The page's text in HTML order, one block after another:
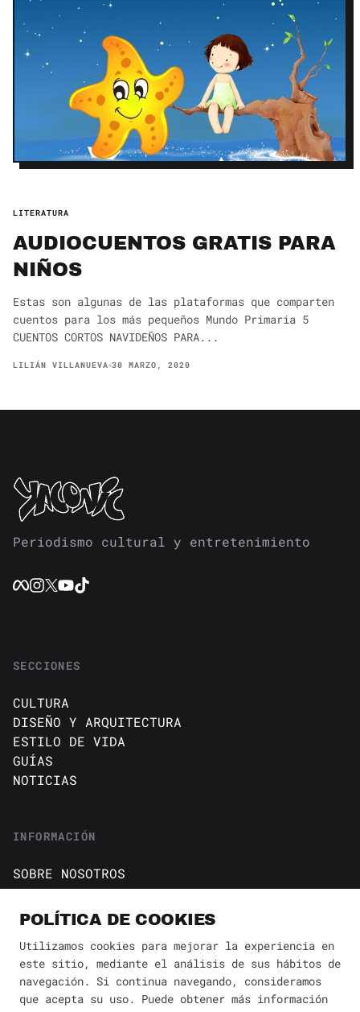
LITERATURA
AUDIOCUENTOS GRATIS PARA
NIÑOS
Estas son algunas de las plataformas que comparten
cuentos para los más pequeños Mundo Primaria 5
CUENTOS CORTOS NAVIDEÑOS PARA...
LILIÁN VILLANUEVA 30 MARZO, 2020
Periodismo cultural y entretenimiento
SECCIONES
CULTURA
DISEÑO Y ARQUITECTURA
ESTILO DE VIDA
GUÍAS
NOTICIAS
INFORMACIÓN
SOBRE NOSOTROS
CONTACTO
Política de cookies
✕
BÚSQUEDA
POLÍTICA DE COOKIES
Utilizamos cookies para mejorar la experiencia en
este sitio, mediante el análisis de sus hábitos de
navegación. Si continua navegando, consideramos
que acepta su uso. Puede obtener más información